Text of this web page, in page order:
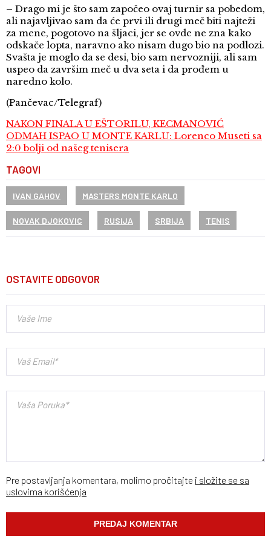
– Drago mi je što sam započeo ovaj turnir sa pobedom,
ali najavljivao sam da će prvi ili drugi meč biti najteži
za mene, pogotovo na šljaci, jer se ovde ne zna kako
odskače lopta, naravno ako nisam dugo bio na podlozi.
Svašta je moglo da se desi, bio sam nervozniji, ali sam
uspeo da završim meč u dva seta i da prođem u
naredno kolo.
(Pančevac/Telegraf)
NAKON FINALA U EŠTORILU, KECMANOVIĆ
ODMAH ISPAO U MONTE KARLU: Lorenco Museti sa
2:0 bolji od našeg tenisera
TAGOVI
IVAN GAHOV MASTERS MONTE KARLO
NOVAK DJOKOVIC RUSIJA SRBIJA TENIS
OSTAVITE ODGOVOR
Pre postavljanja komentara, molimo pročitajte i složite se sa
uslovima korišćenja